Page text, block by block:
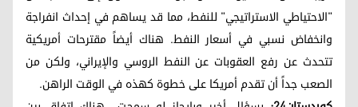
"الاحتياطي الاستراتيجي" للنفط، مما قد يساهم في إحداث انفراجة
وانخفاض نسبي في أسعار النفط. هناك أيضاً مقترحات أمريكية
تتحدث عن رفع العقوبات عن النفط الروسي والإيراني، ولكن من
الصعب جداً أن تقدم أمريكا على خطوة كهذه في الوقت الراهن.